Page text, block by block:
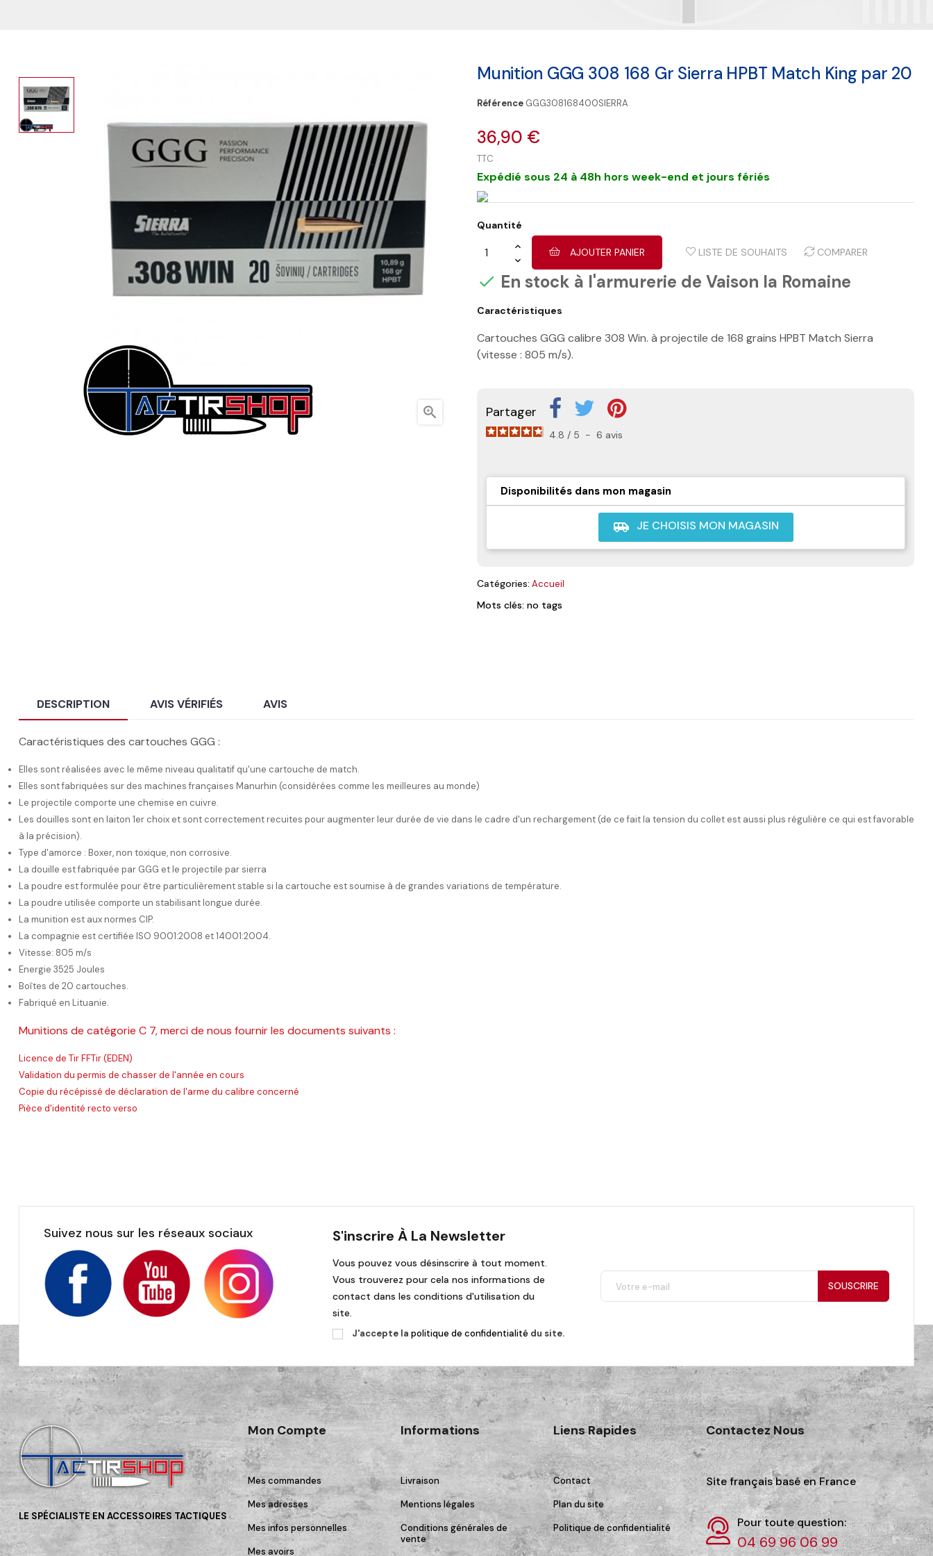

Munition GGG 308 168 Gr Sierra HPBT Match King par 20
Référence GGG308168400SIERRA
36,90 €
TTC
Expédié sous 24 à 48h hors week-end et jours fériés
Quantité
AJOUTER PANIER LISTE DE SOUHAITS COMPARER
 En stock à l'armurerie de Vaison la Romaine
Caractéristiques
Cartouches GGG calibre 308 Win. à projectile de 168 grains HPBT Match Sierra
(vitesse : 805 m/s).
Partager
4.8 / 5 - 6 avis
Disponibilités dans mon magasin
airport_shuttle JE CHOISIS MON MAGASIN
Catégories: Accueil
Mots clés: no tags
DESCRIPTION AVIS VÉRIFIÉS AVIS
Caractéristiques des cartouches GGG :
Elles sont réalisées avec le même niveau qualitatif qu'une cartouche de match.
Elles sont fabriquées sur des machines françaises Manurhin (considérées comme les meilleures au monde)
Le projectile comporte une chemise en cuivre.
Les douilles sont en laiton 1er choix et sont correctement recuites pour augmenter leur durée de vie dans le cadre d'un rechargement (de ce fait la tension du collet est aussi plus régulière ce qui est favorable
à la précision).
Type d'amorce : Boxer, non toxique, non corrosive.
La douille est fabriquée par GGG et le projectile par sierra
La poudre est formulée pour être particulièrement stable si la cartouche est soumise à de grandes variations de température.
La poudre utilisée comporte un stabilisant longue durée.
La munition est aux normes CIP.
La compagnie est certifiée ISO 9001:2008 et 14001:2004.
Vitesse: 805 m/s
Energie 3525 Joules
Boîtes de 20 cartouches.
Fabriqué en Lituanie.
Munitions de catégorie C 7, merci de nous fournir les documents suivants :
Licence de Tir FFTir (EDEN)
Validation du permis de chasser de l'année en cours
Copie du récépissé de déclaration de l'arme du calibre concerné
Pièce d'identité recto verso
Suivez nous sur les réseaux sociaux S'inscrire À La Newsletter
Vous pouvez vous désinscrire à tout moment.
Vous trouverez pour cela nos informations de
contact dans les conditions d'utilisation du
site.
J'accepte la politique de confidentialité du site.
SOUSCRIRE
LE SPÉCIALISTE EN ACCESSOIRES TACTIQUES
Mon Compte
Mes commandes
Mes adresses
Mes infos personnelles
Mes avoirs
Informations
Livraison
Mentions légales
Conditions générales de
vente
Liens Rapides
Contact
Plan du site
Politique de confidentialité
Contactez Nous
Site français basé en France
Pour toute question:
04 69 96 06 99